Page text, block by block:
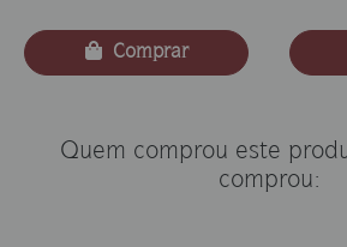
Comprar
Quem comprou este
comprou: